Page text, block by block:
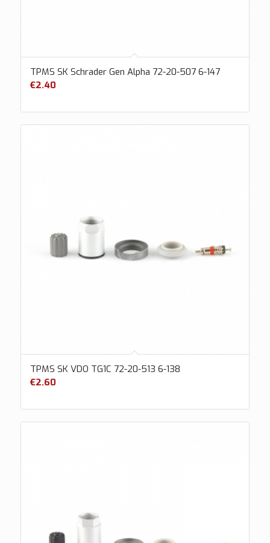
TPMS SK Schrader Gen Alpha 72-20-507 6-147
€2.40
TPMS SK VDO TG1C 72-20-513 6-138
€2.60